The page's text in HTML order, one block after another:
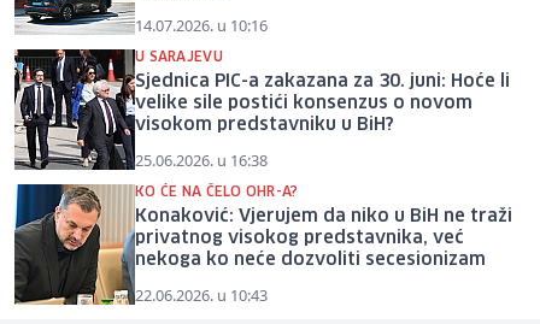
14.07.2026. u 10:16
U SARAJEVU
Sjednica PIC-a zakazana za 30. juni: Hoće li
velike sile postići konsenzus o novom
visokom predstavniku u BiH?
25.06.2026. u 16:38
KO ĆE NA ČELO OHR-A?
Konaković: Vjerujem da niko u BiH ne traži
privatnog visokog predstavnika, već
nekoga ko neće dozvoliti secesionizam
22.06.2026. u 10:43